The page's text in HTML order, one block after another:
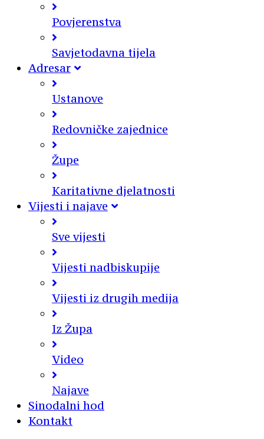
Povjerenstva
Savjetodavna tijela
Adresar
Ustanove
Redovničke zajednice
Župe
Karitativne djelatnosti
Vijesti i najave
Sve vijesti
Vijesti nadbiskupije
Vijesti iz drugih medija
Iz Župa
Video
Najave
Sinodalni hod
Kontakt